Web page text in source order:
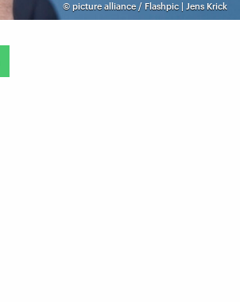
© picture alliance / Flashpic | Jens Krick